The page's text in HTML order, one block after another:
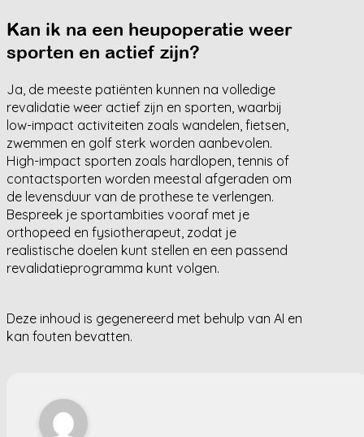
Kan ik na een heupoperatie weer
sporten en actief zijn?
Ja, de meeste patiënten kunnen na volledige
revalidatie weer actief zijn en sporten, waarbij
low-impact activiteiten zoals wandelen, fietsen,
zwemmen en golf sterk worden aanbevolen.
High-impact sporten zoals hardlopen, tennis of
contactsporten worden meestal afgeraden om
de levensduur van de prothese te verlengen.
Bespreek je sportambities vooraf met je
orthopeed en fysiotherapeut, zodat je
realistische doelen kunt stellen en een passend
revalidatieprogramma kunt volgen.
Deze inhoud is gegenereerd met behulp van AI en
kan fouten bevatten.